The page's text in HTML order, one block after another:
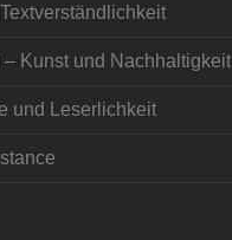
– Kunst und Nachhaltigkeit
und Leserlichkeit